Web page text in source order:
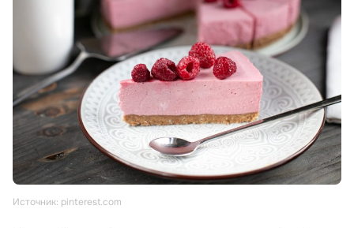
Источник: pinterest.com